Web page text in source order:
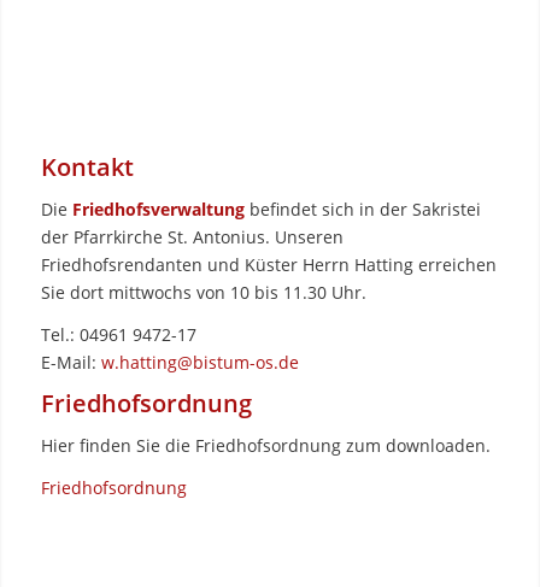
Kontakt
Die Friedhofsverwaltungbefindet sich in der Sakristei
der Pfarrkirche St. Antonius. Unseren
Friedhofsrendanten und Küster Herrn Hatting erreichen
Sie dort mittwochs von 10 bis 11.30 Uhr.
Tel.: 04961 9472-17
E-Mail: w.hatting@bistum-os.de
Friedhofsordnung
Hier finden Sie die Friedhofsordnung zum downloaden.
Friedhofsordnung